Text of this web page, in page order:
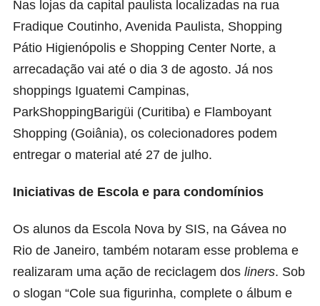
Nas lojas da capital paulista localizadas na rua
Fradique Coutinho, Avenida Paulista, Shopping
Pátio Higienópolis e Shopping Center Norte, a
arrecadação vai até o dia 3 de agosto. Já nos
shoppings Iguatemi Campinas,
ParkShoppingBarigüi (Curitiba) e Flamboyant
Shopping (Goiânia), os colecionadores podem
entregar o material até 27 de julho.
Iniciativas de Escola e para condomínios
Os alunos da Escola Nova by SIS, na Gávea no
Rio de Janeiro, também notaram esse problema e
realizaram uma ação de reciclagem dos liners. Sob
o slogan “Cole sua figurinha, complete o álbum e